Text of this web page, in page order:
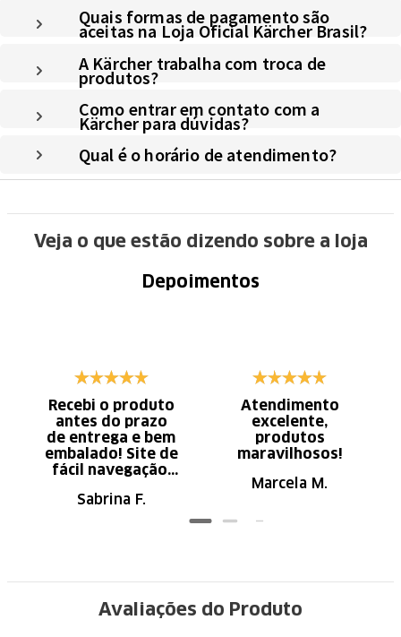
Quais formas de pagamento são
aceitas na Loja Oficial Kärcher Brasil?
A Kärcher trabalha com troca de
produtos?
Como entrar em contato com a
Kärcher para dúvidas?
Qual é o horário de atendimento?
Veja o que estão dizendo sobre a loja
Depoimentos
Recebi o produto
antes do prazo
de entrega e bem
embalado! Site de
fácil navegação.
Sabrina F.
Atendimento
excelente,
produtos
maravilhosos!
Marcela M.
Avaliações do Produto